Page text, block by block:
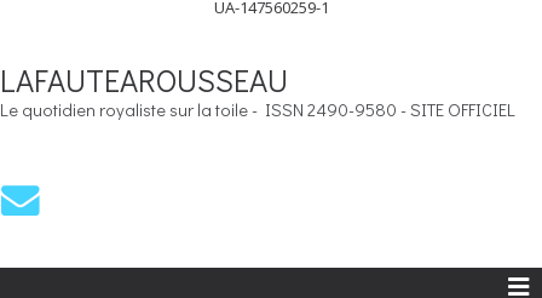
UA-147560259-1
LAFAUTEAROUSSEAU
Le quotidien royaliste sur la toile - ISSN 2490-9580 - SITE OFFICIEL